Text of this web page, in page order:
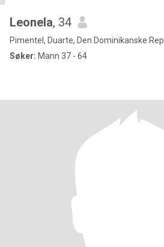
Leonela, 34
Pimentel, Duarte, Den Dominikanske Rep.
Søker: Mann 37 - 64